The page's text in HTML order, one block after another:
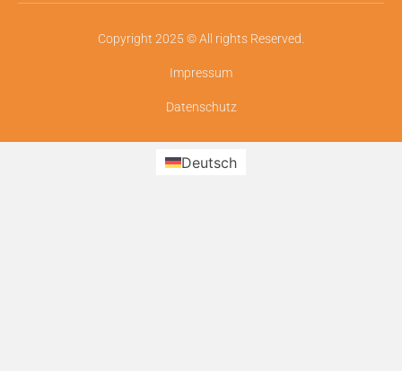
Copyright 2025 © All rights Reserved.
Impressum
Datenschutz
Deutsch